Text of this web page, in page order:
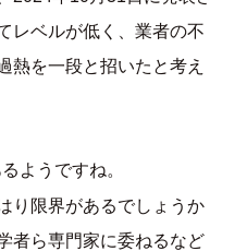
レベルが低く、業者の不
熱を一段と招いたと考え
ようですね。
り限界があるでしょうか
者ら専門家に委ねるなど